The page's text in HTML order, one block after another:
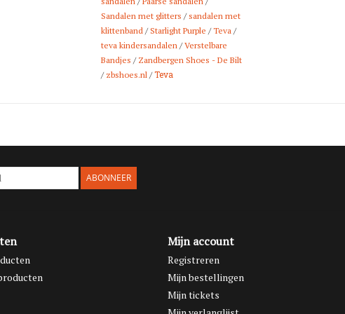
Deze
kinderschoenen specialist
Sandalen met glitters /sandalen met
klittenband / Starlight Purple /Teva /
teva kindersandalen /Verstelbare
Bandjes / Zandbergen Shoes - De Bilt
/ zbshoes.nl /Teva
ABONNEER
Mijn account
Registreren
Mijn bestellingen
Mijn tickets